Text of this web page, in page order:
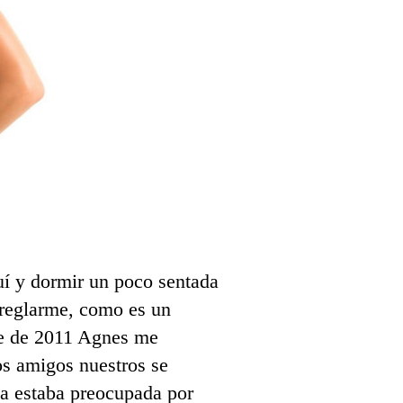
y dormir un poco sentada
como es un
de 2011 Agnes me
amigos nuestros se
estaba preocupada por